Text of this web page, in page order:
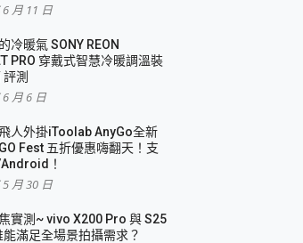
月 11 日
冷暖氣 SONY REON
PRO 穿戴式智慧冷暖調溫裝
評測
月 6 日
人外掛iToolab AnyGo全新
Fest 五折優惠嗨翻天！支
！
月 30 日
實測~ vivo X200 Pro 與 S25
能滿足全場景拍攝需求？